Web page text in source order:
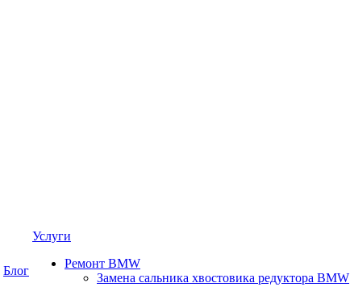
Блог
Услуги
Ремонт BMW
Замена сальника хвостовика редуктора BMW